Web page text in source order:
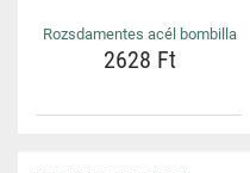
Rozsdamentes acél bombilla
2628 Ft